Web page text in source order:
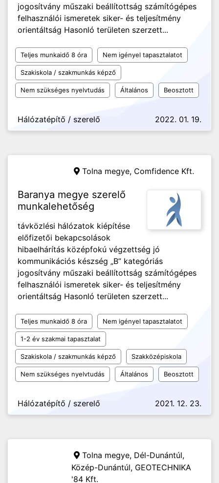
jogosítvány műszaki beállítottság számítógépes
felhasználói ismeretek siker- és teljesítmény
orientáltság Hasonló területen szerzett...
Teljes munkaidő 8 óra Nem igényel tapasztalatot
Szakiskola / szakmunkás képző
Nem szükséges nyelvtudás Általános Beosztott
Hálózatépítő / szerelő 2022. 01. 19.
Tolna megye, Comfidence Kft.
Baranya megye szerelő
munkalehetőség
távközlési hálózatok kiépítése
előfizetői bekapcsolások
hibaelhárítás középfokú végzettség jó
kommunikációs készség „B” kategóriás
jogosítvány műszaki beállítottság számítógépes
felhasználói ismeretek siker- és teljesítmény
orientáltság Hasonló területen szerzett...
Teljes munkaidő 8 óra Nem igényel tapasztalatot
1-2 év szakmai tapasztalat
Szakiskola / szakmunkás képző Szakközépiskola
Nem szükséges nyelvtudás Általános Beosztott
Hálózatépítő / szerelő 2021. 12. 23.
Tolna megye, Dél-Dunántúl,
Közép-Dunántúl, GEOTECHNIKA
'84 Kft.